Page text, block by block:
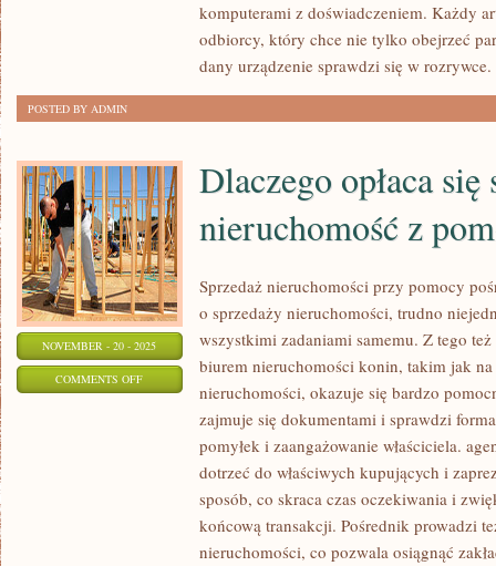
STUDENTÓW
INFORMATYKI
I
TECHNIKUM
komputerami z doświadczeniem. Każdy
odbiorcy, który chce nie tylko obejrzeć
dany urządzenie sprawdzi się w
POSTED BY ADMIN
NOVEMBER - 20 - 2025
COMMENTS OFFON
Dlaczego opłaca się
nieruchomość z
Sprzedaż nieruchomości przy pomocy
o sprzedaży nieruchomości, trudno
wszystkimi zadaniami samemu. Z tego
biurem nieruchomości konin, takim jak na
nieruchomości, okazuje się bardzo
zajmuje się dokumentami i sprawdzi
pomyłek i zaangażowanie właściciela.
dotrzeć do właściwych kupujących i
sposób, co skraca czas oczekiwania i
końcową transakcji. Pośrednik prowadzi
nieruchomości, co pozwala osiągnąć